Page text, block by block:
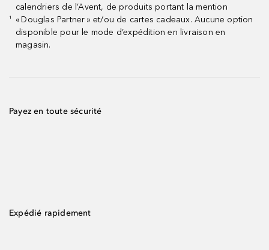
¹
calendriers de l’Avent, de produits portant la mention
« Douglas Partner » et/ou de cartes cadeaux. Aucune option
disponible pour le mode d’expédition en livraison en
magasin.
Payez en toute sécurité
Expédié rapidement